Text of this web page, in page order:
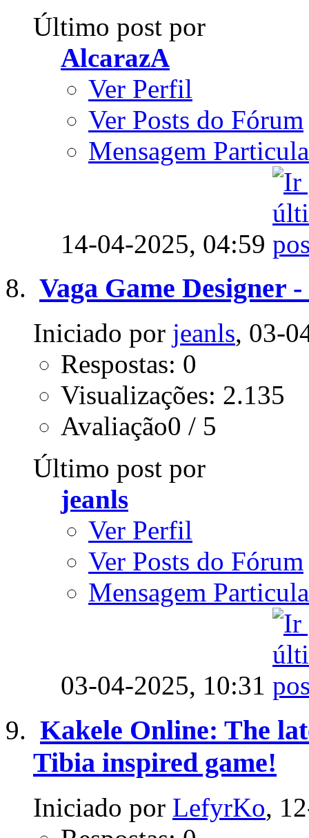
Último post por
AlcarazA
Ver Perfil
Ver Posts do Fórum
Mensagem
14-04-2025, 04:59
Vaga Game Designer
Iniciado por jeanls, 03-
Respostas: 0
Visualizações: 2.135
Avaliação0 / 5
Último post por
jeanls
Ver Perfil
Ver Posts do Fórum
Mensagem
03-04-2025, 10:31
Kakele Online: The
Tibia inspired game!
Iniciado por LefyrKo,